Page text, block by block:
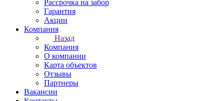
Рассрочка на забор
Гарантия
Акции
Компания
Назад
Компания
О компании
Карта объектов
Отзывы
Партнеры
Вакансии